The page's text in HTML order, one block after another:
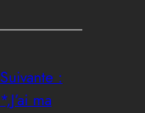
Suivante :
*,J’ai ma